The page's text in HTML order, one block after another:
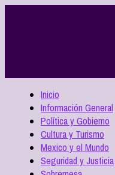
Inicio
Información General
Política y Gobierno
Cultura y Turismo
Mexico y el Mundo
Seguridad y Justicia